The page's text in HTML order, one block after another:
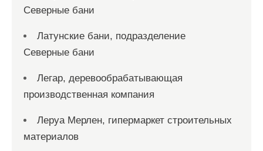
Северные бани
Латунские бани, подразделение
Северные бани
Легар, деревообрабатывающая
производственная компания
Леруа Мерлен, гипермаркет строительных
материалов